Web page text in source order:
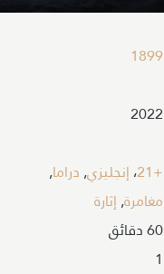
1899
2022
+21 ،إنجليزي,دراما,
مغامرة,إثارة
60 دقائق
1